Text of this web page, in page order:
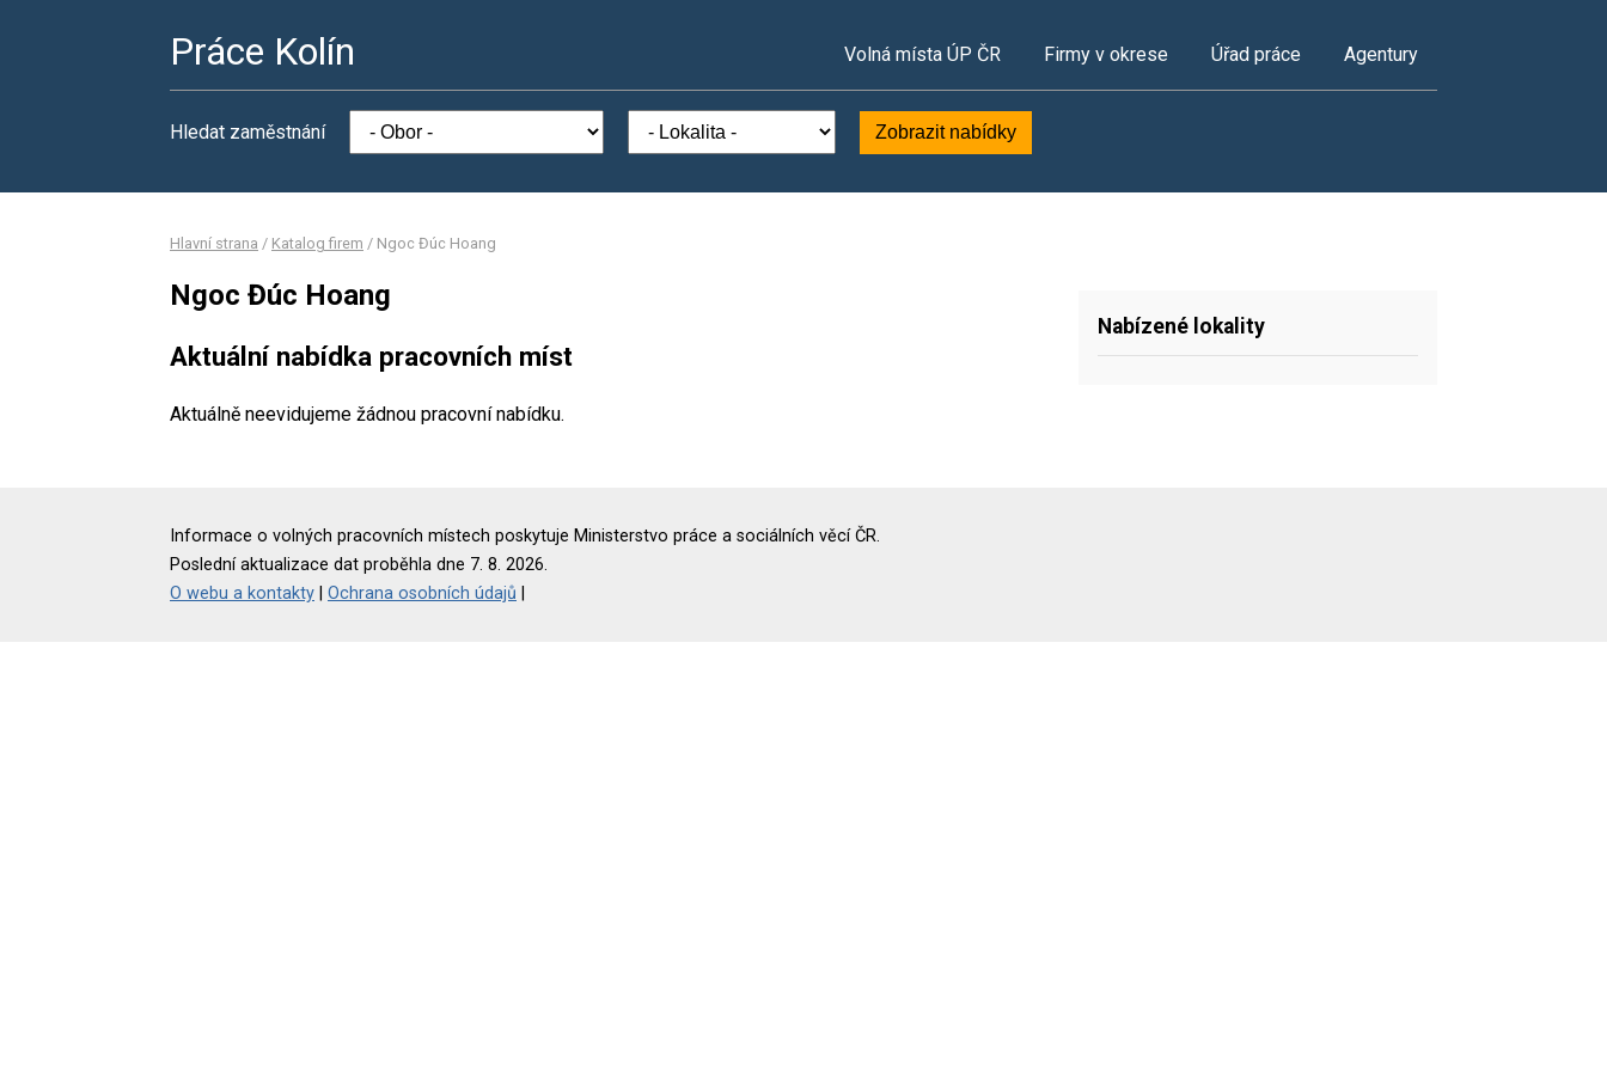
Práce Kolín Volná místa ÚP ČR Firmy v okrese Úřad práce Agentury
Hledat zaměstnání Zobrazit nabídky
Hlavní strana / Katalog firem / Ngoc Đúc Hoang
Ngoc Đúc Hoang
Aktuální nabídka pracovních míst
Aktuálně neevidujeme žádnou pracovní nabídku.
Nabízené lokality
Informace o volných pracovních místech poskytuje Ministerstvo práce a sociálních věcí ČR.
Poslední aktualizace dat proběhla dne 7. 8. 2026.
O webu a kontakty
Ochrana osobních údajů